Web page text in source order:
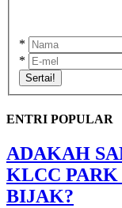
*
*
Sertai!
ENTRI POPULAR
ADAKAH
KLCC PARK
BIJAK?